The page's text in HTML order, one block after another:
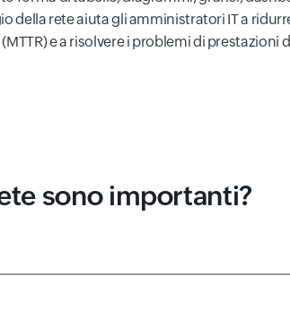
della rete aiuta gli amministratori IT a
e a risolvere i problemi di prestazioni
sono importanti?